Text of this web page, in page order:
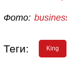
Фото:
Теги: King